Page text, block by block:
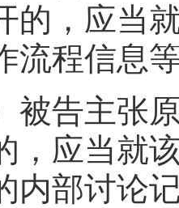
的，应当
流程信息
告主张原
，应当就
内部讨论